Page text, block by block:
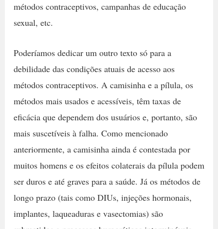
métodos contraceptivos, campanhas de educação
sexual, etc.
Poderíamos dedicar um outro texto só para a
debilidade das condições atuais de acesso aos
métodos contraceptivos. A camisinha e a pílula, os
métodos mais usados e acessíveis, têm taxas de
eficácia que dependem dos usuários e, portanto, são
mais suscetíveis à falha. Como mencionado
anteriormente, a camisinha ainda é contestada por
muitos homens e os efeitos colaterais da pílula podem
ser duros e até graves para a saúde. Já os métodos de
longo prazo (tais como DIUs, injeções hormonais,
implantes, laqueaduras e vasectomias) são